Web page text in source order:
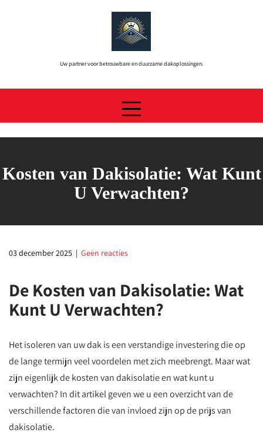
Uw partner voor betrouwbare en duurzame dakoplossingen.
Kosten van Dakisolatie: Wat Kunt
U Verwachten?
03 december 2025 | Geen reacties
De Kosten van Dakisolatie: Wat
Kunt U Verwachten?
Het isoleren van uw dak is een verstandige investering die op
de lange termijn veel voordelen met zich meebrengt. Maar wat
zijn eigenlijk de kosten van dakisolatie en wat kunt u
verwachten? In dit artikel geven we u een overzicht van de
verschillende factoren die van invloed zijn op de prijs van
dakisolatie.